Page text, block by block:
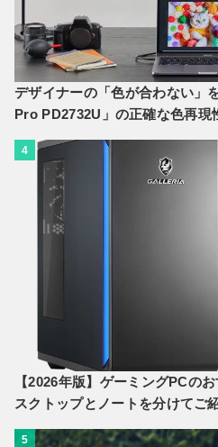
デザイナーの「色が合わない」
Pro PD2732U」の正確な色再現
4
【2026年版】ゲーミングPCの
スクトップとノートを分けてご
5